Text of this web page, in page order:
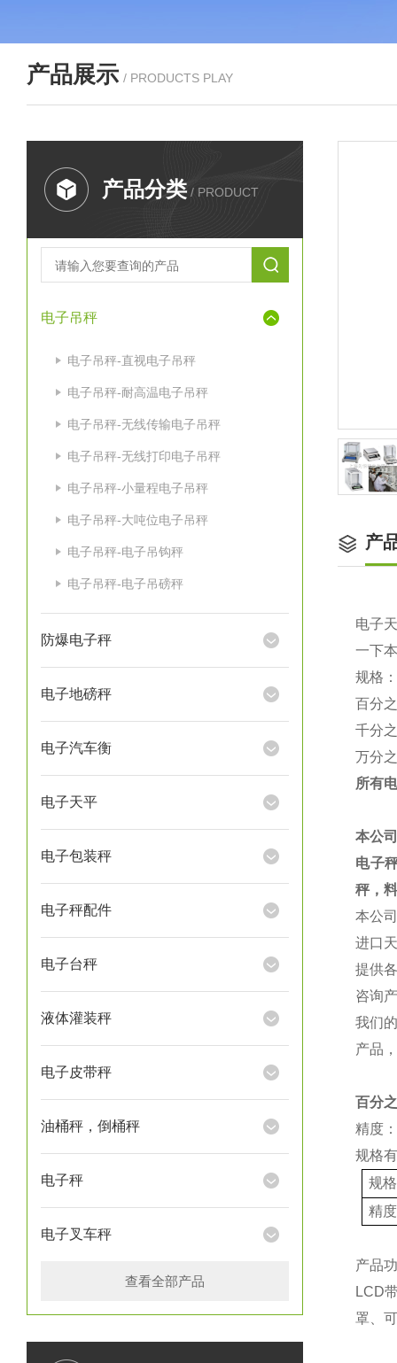
产品展示 / PRODUCTS PLAY
产品分类 / PRODUCT
电子吊秤
电子吊秤-直视电子吊秤
电子吊秤-耐高温电子吊秤
电子吊秤-无线传输电子吊秤
电子吊秤-无线打印电子吊秤
电子吊秤-小量程电子吊秤
电子吊秤-大吨位电子吊秤
电子吊秤-电子吊钩秤
电子吊秤-电子吊磅秤
防爆电子秤
电子地磅秤
电子汽车衡
电子天平
电子包装秤
电子秤配件
电子台秤
液体灌装秤
电子皮带秤
油桶秤，倒桶秤
电子秤
电子叉车秤
查看全部产品
产
电子
一下
规格
百分
千分
万分
所有
本公
电子
秤，
本公
进口
提供
咨询
我们
产品
百分
精度
规格
规格
精度
产品
LCD
罩、